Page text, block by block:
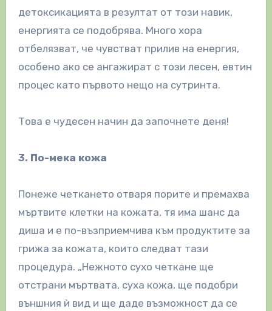
детоксикацията в резултат от този навик,
енергията се подобрява. Много хора
отбелязват, че чувстват прилив на енергия,
особено ако се ангажират с този лесен, евтин
процес като първото нещо на сутринта.
Това е чудесен начин да започнете деня!
3. По-мека кожа
Понеже четкането отваря порите и премахва
мъртвите клетки на кожата, тя има шанс да
диша и е по-възприемчива към продуктите за
грижа за кожата, които следват тази
процедура. „Нежното сухо четкане ще
отстрани мъртвата, суха кожа, ще подобри
външния ѝ вид и ще даде възможност да се